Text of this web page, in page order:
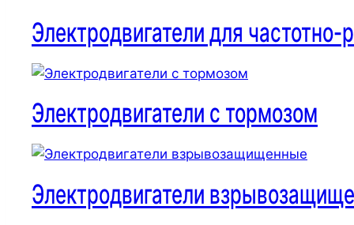
Электродвигатели для
Электродвигатели с тормозом
Электродвигатели